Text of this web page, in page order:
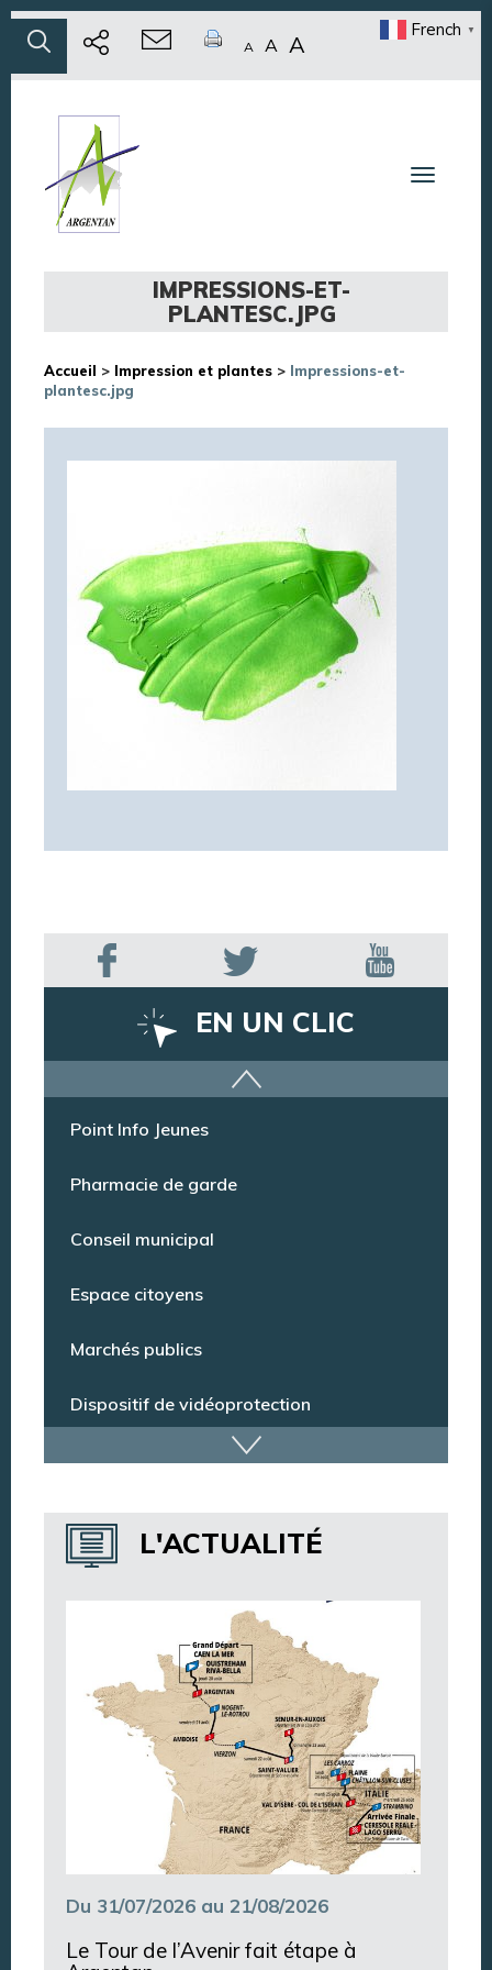
A A A
French ▼
Toggle
IMPRESSIONS-ET-
PLANTESC.JPG
Accueil > Impression et plantes > Impressions-et-
plantesc.jpg
EN UN CLIC
Offres d’emploi
Point Info Jeunes
Pharmacie de garde
Conseil municipal
Espace citoyens
Marchés publics
Dispositif de vidéoprotection
Annuaire des services
Annuaire des associations
Argentan Aujourd’hui
L'ACTUALITÉ
Du 31/07/2026 au 21/08/2026
Le Tour de l’Avenir fait étape à